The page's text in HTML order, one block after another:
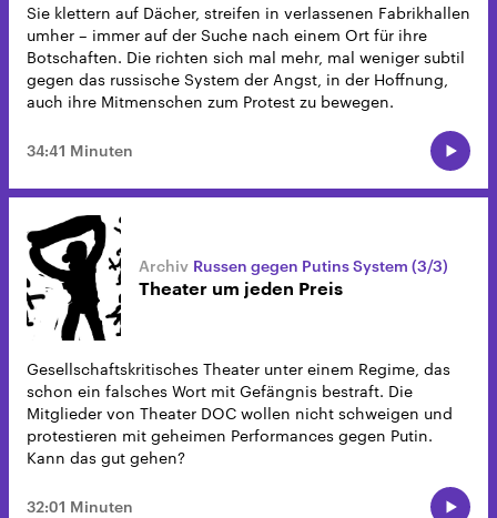
Sie klettern auf Dächer, streifen in verlassenen Fabrikhallen
umher – immer auf der Suche nach einem Ort für ihre
Botschaften. Die richten sich mal mehr, mal weniger subtil
gegen das russische System der Angst, in der Hoffnung,
auch ihre Mitmenschen zum Protest zu bewegen.
34:41 Minuten
Russen gegen Putins System (3/3)
Theater um jeden Preis
Gesellschaftskritisches Theater unter einem Regime, das
schon ein falsches Wort mit Gefängnis bestraft. Die
Mitglieder von Theater DOC wollen nicht schweigen und
protestieren mit geheimen Performances gegen Putin.
Kann das gut gehen?
32:01 Minuten